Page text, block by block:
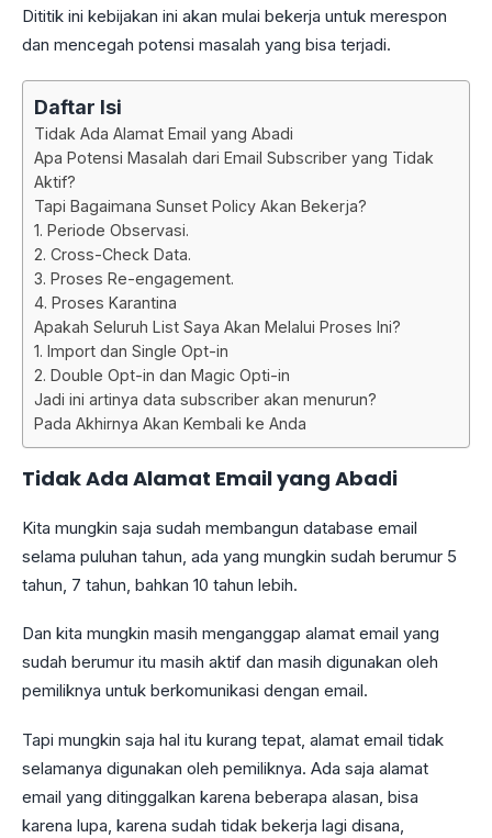
Dititik ini kebijakan ini akan mulai bekerja untuk merespon
dan mencegah potensi masalah yang bisa terjadi.
Daftar Isi
Tidak Ada Alamat Email yang Abadi
Apa Potensi Masalah dari Email Subscriber yang Tidak
Aktif?
Tapi Bagaimana Sunset Policy Akan Bekerja?
1. Periode Observasi.
2. Cross-Check Data.
3. Proses Re-engagement.
4. Proses Karantina
Apakah Seluruh List Saya Akan Melalui Proses Ini?
1. Import dan Single Opt-in
2. Double Opt-in dan Magic Opti-in
Jadi ini artinya data subscriber akan menurun?
Pada Akhirnya Akan Kembali ke Anda
Tidak Ada Alamat Email yang Abadi
Kita mungkin saja sudah membangun database email
selama puluhan tahun, ada yang mungkin sudah berumur 5
tahun, 7 tahun, bahkan 10 tahun lebih.
Dan kita mungkin masih menganggap alamat email yang
sudah berumur itu masih aktif dan masih digunakan oleh
pemiliknya untuk berkomunikasi dengan email.
Tapi mungkin saja hal itu kurang tepat, alamat email tidak
selamanya digunakan oleh pemiliknya. Ada saja alamat
email yang ditinggalkan karena beberapa alasan, bisa
karena lupa, karena sudah tidak bekerja lagi disana,